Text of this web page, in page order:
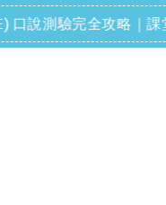
完全攻略｜課堂重點